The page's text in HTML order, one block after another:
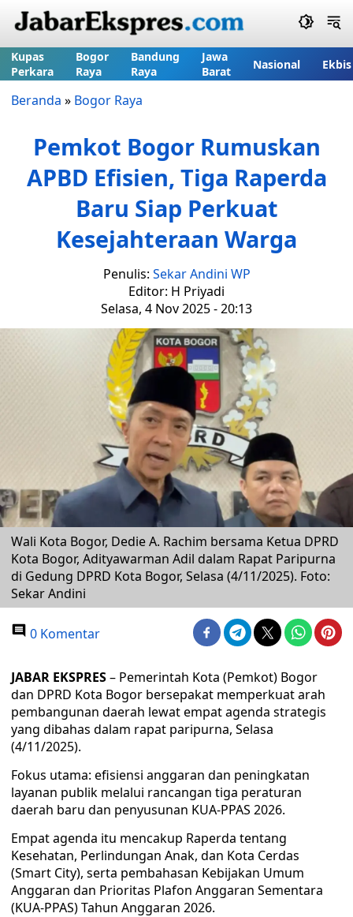
Kupas
Perkara
Bogor
Raya
Bandung
Raya
Jawa
Barat
Nasional Ekbis
Beranda » Bogor Raya
Pemkot Bogor Rumuskan
APBD Efisien, Tiga Raperda
Baru Siap Perkuat
Kesejahteraan Warga
Penulis: Sekar Andini WP
Editor: H Priyadi
Selasa, 4 Nov 2025 - 20:13
Wali Kota Bogor, Dedie A. Rachim bersama Ketua DPRD
Kota Bogor, Adityawarman Adil dalam Rapat Paripurna
di Gedung DPRD Kota Bogor, Selasa (4/11/2025). Foto:
Sekar Andini
0 Komentar
JABAR EKSPRES– Pemerintah Kota (Pemkot) Bogor
dan DPRD Kota Bogor bersepakat memperkuat arah
pembangunan daerah lewat empat agenda strategis
yang dibahas dalam rapat paripurna, Selasa
(4/11/2025).
Fokus utama: efisiensi anggaran dan peningkatan
layanan publik melalui rancangan tiga peraturan
daerah baru dan penyusunan KUA-PPAS 2026.
Empat agenda itu mencakup Raperda tentang
Kesehatan, Perlindungan Anak, dan Kota Cerdas
(Smart City), serta pembahasan Kebijakan Umum
Anggaran dan Prioritas Plafon Anggaran Sementara
(KUA-PPAS) Tahun Anggaran 2026.